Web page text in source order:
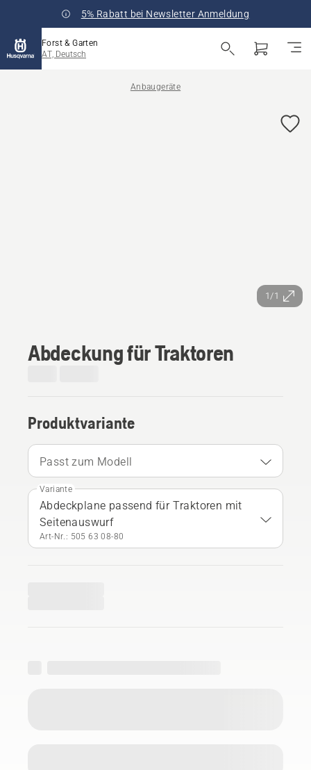
5% Rabatt bei Newsletter Anmeldung
Forst & Garten
AT, Deutsch
Anbaugeräte
1/1
Abdeckung für Traktoren
Produktvariante
Passt zum Modell
Variante
Abdeckplane passend für Traktoren mit
Seitenauswurf
Art-Nr.: 505 63 08‑80